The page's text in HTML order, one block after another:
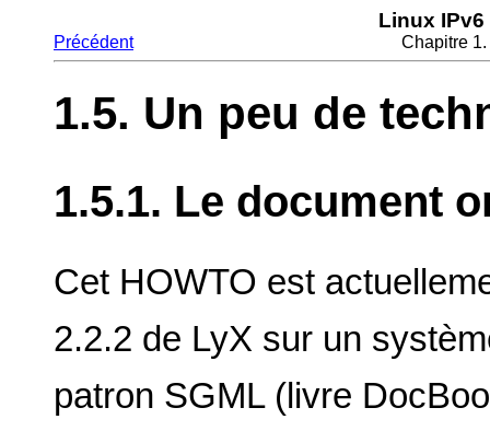
Linux IPv6
Précédent Chapitre
1.5. Un peu de
1.5.1. Le document
Cet HOWTO est
2.2.2 de LyX sur un
patron SGML (livre